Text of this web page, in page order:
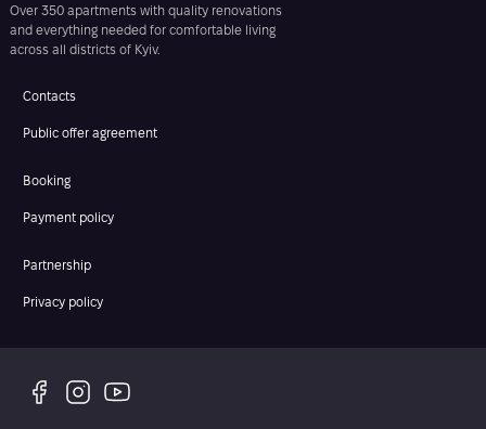
Over 350 apartments with quality renovations
and everything needed for comfortable living
across all districts of Kyiv.
Contacts
Public offer agreement
Booking
Payment policy
Partnership
Privacy policy